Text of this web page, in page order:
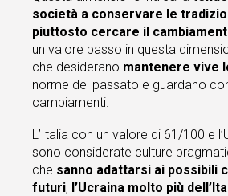
società a conservare le
piuttosto cercare il
un valore basso in questa
che desiderano mantenere vive
norme del passato e guardano
cambiamenti.
L’Italia con un valore di 61/100 e
sono considerate culture
che sanno adattarsi ai possibili
futuri, l’Ucraina molto più